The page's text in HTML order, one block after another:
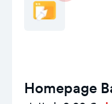
Homepage